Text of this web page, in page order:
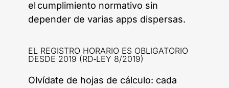
el cumplimiento normativo sin
depender de varias apps dispersas.
EL REGISTRO HORARIO ES OBLIGATORIO
DESDE 2019 (RD‑LEY 8/2019)
Olvídate de hojas de cálculo: cada